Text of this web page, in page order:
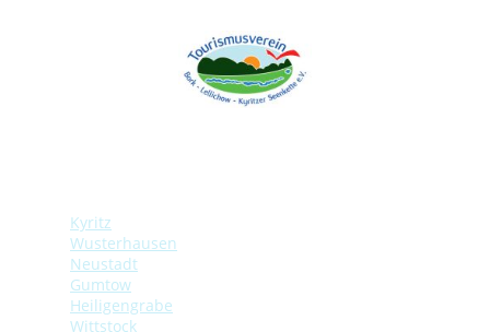
Kyritz
Wusterhausen
Neustadt
Gumtow
Heiligengrabe
Wittstock